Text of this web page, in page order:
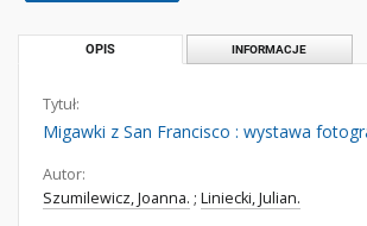
OPIS INFORMACJE
Tytuł:
Migawki z San Francisco : wystawa
Autor:
Szumilewicz, Joanna. ; Liniecki, Julian.